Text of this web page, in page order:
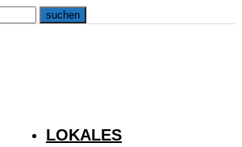
LOKALES